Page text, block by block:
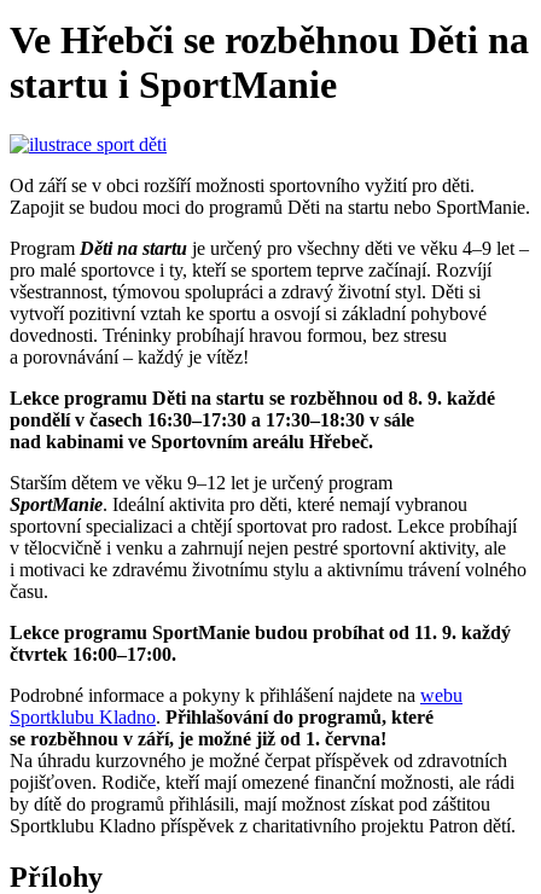
Ve Hřebči se rozběhnou Děti na
startu i SportManie
Od září se v obci rozšíří možnosti sportovního vyžití pro děti.
Zapojit se budou moci do programů Děti na startu nebo SportManie.
Program Děti na startu je určený pro všechny děti ve věku 4–9 let –
pro malé sportovce i ty, kteří se sportem teprve začínají. Rozvíjí
všestrannost, týmovou spolupráci a zdravý životní styl. Děti si
vytvoří pozitivní vztah ke sportu a osvojí si základní pohybové
dovednosti. Tréninky probíhají hravou formou, bez stresu
a porovnávání – každý je vítěz!
Lekce programu Děti na startu se rozběhnou od 8. 9. každé
pondělí v časech 16:30–17:30 a 17:30–18:30 v sále
nad kabinami ve Sportovním areálu Hřebeč.
Starším dětem ve věku 9–12 let je určený program
SportManie. Ideální aktivita pro děti, které nemají vybranou
sportovní specializaci a chtějí sportovat pro radost. Lekce probíhají
v tělocvičně i venku a zahrnují nejen pestré sportovní aktivity, ale
i motivaci ke zdravému životnímu stylu a aktivnímu trávení volného
času.
Lekce programu SportManie budou probíhat od 11. 9. každý
čtvrtek 16:00–17:00.
Podrobné informace a pokyny k přihlášení najdete na webu
Sportklubu Kladno. Přihlašování do programů, které
se rozběhnou v září, je možné již od 1. června!
Na úhradu kurzovného je možné čerpat příspěvek od zdravotních
pojišťoven. Rodiče, kteří mají omezené finanční možnosti, ale rádi
by dítě do programů přihlásili, mají možnost získat pod záštitou
Sportklubu Kladno příspěvek z charitativního projektu Patron dětí.
Přílohy